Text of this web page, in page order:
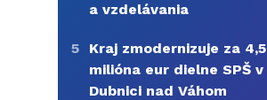
a vzdelávania
5
Kraj zmodernizuje za 4,5
milióna eur dielne SPŠ v
Dubnici nad Váhom